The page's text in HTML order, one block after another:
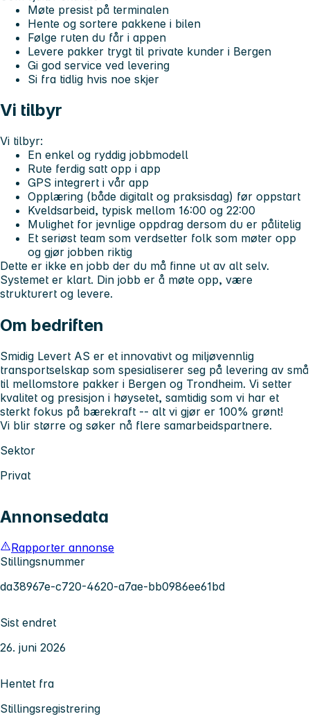
Møte presist på terminalen
Hente og sortere pakkene i bilen
Følge ruten du får i appen
Levere pakker trygt til private kunder i Bergen
Gi god service ved levering
Si fra tidlig hvis noe skjer
Vi tilbyr
Vi tilbyr:
En enkel og ryddig jobbmodell
Rute ferdig satt opp i app
GPS integrert i vår app
Opplæring (både digitalt og praksisdag) før oppstart
Kveldsarbeid, typisk mellom 16:00 og 22:00
Mulighet for jevnlige oppdrag dersom du er pålitelig
Et seriøst team som verdsetter folk som møter opp
og gjør jobben riktig
Dette er ikke en jobb der du må finne ut av alt selv.
Systemet er klart. Din jobb er å møte opp, være
strukturert og levere.
Om bedriften
Smidig Levert AS er et innovativt og miljøvennlig
transportselskap som spesialiserer seg på levering av små
til mellomstore pakker i Bergen og Trondheim. Vi setter
kvalitet og presisjon i høysetet, samtidig som vi har et
sterkt fokus på bærekraft -- alt vi gjør er 100% grønt!
Vi blir større og søker nå flere samarbeidspartnere.
Sektor
Privat
Annonsedata
Rapporter annonse
Stillingsnummer
da38967e-c720-4620-a7ae-bb0986ee61bd
Sist endret
26. juni 2026
Hentet fra
Stillingsregistrering